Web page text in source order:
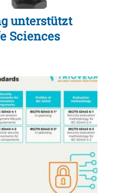
unterstützt
Sciences